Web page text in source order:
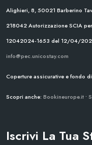
Alighieri, 8, 50021 Barberino
218042Autorizzazione SCIA
12042024-1653 del 12/04/
info@pec.unicostay.com
Coperture assicurative e fondo
Scopri anche: Bookineurope.it •
Iscrivi La Tua